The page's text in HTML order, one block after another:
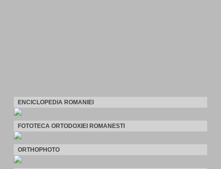
ENCICLOPEDIA ROMANIEI
FOTOTECA ORTODOXIEI ROMANESTI
ORTHOPHOTO